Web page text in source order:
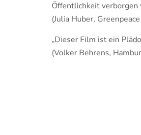
Öffentlichkeit verborgen
(Julia Huber,
„Dieser Film ist ein
(Volker Behrens,